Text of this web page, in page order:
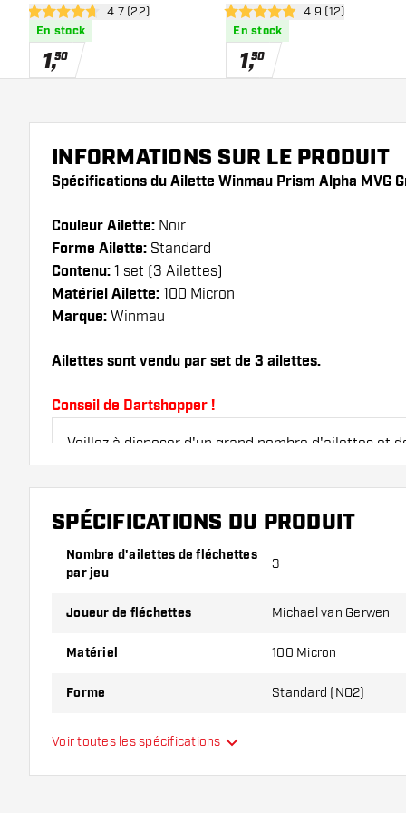
ouvrir le panneau des avis
4.7 étoiles de notation
4.7 (22)
En stock
1,50
ouvrir le panneau
4.9 étoiles de notation
4.9 (12)
En stock
1,50
INFORMATIONS SUR LE PRODUIT
Spécifications du Ailette Winmau Prism Alpha MVG
Couleur Ailette: Noir
Forme Ailette: Standard
Contenu: 1 set (3 Ailettes)
Matériel Ailette: 100 Micron
Marque: Winmau
Ailettes sont vendu par set de 3 ailettes.
Conseil de Dartshopper !
Veillez à disposer d'un grand nombre d'ailettes et
endommagés ou cassés à l'usage.
Essayez une forme, un matériau ou une épaisseur
SPÉCIFICATIONS DU PRODUIT
Nombre d'ailettes de fléchettes
par jeu
3
Joueur de fléchettes Michael van Gerwen
Matériel 100 Micron
Forme Standard (NO2)
Flexibilité
Voir toutes les spécifications